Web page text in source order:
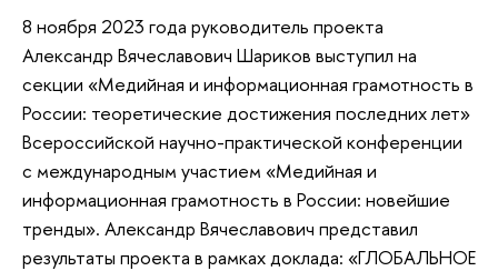
8 ноября 2023 года руководитель проекта
Александр Вячеславович Шариков выступил на
секции «Медийная и информационная грамотность в
России: теоретические достижения последних лет»
Всероссийской научно-практической конференции
с международным участием «Медийная и
информационная грамотность в России: новейшие
тренды». Александр Вячеславович представил
результаты проекта в рамках доклада: «ГЛОБАЛЬНОЕ